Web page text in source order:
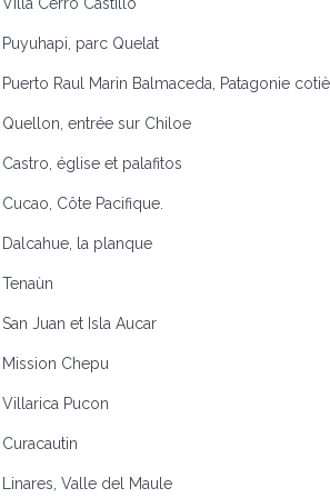
Puyuhapi, parc Quelat
Puerto Raul Marin Balmaceda, Patagonie
Quellon, entrée sur Chiloe
Castro, église et palafitos
Cucao, Côte Pacifique.
Dalcahue, la planque
Tenaùn
San Juan et Isla Aucar
Mission Chepu
Villarica Pucon
Curacautin
Linares, Valle del Maule